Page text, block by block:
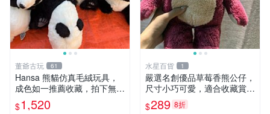
董爺古玩 61
Hansa 熊貓仿真毛絨玩具，
成色如一推薦收藏，拍下無疑
心 熊貓 毛絨玩具 收藏
$1,520
水星百貨 1
嚴選名創優品草莓香熊公仔，
尺寸小巧可愛，適合收藏賞玩
30cm 玩具 公仔 草莓熊
$289 8折